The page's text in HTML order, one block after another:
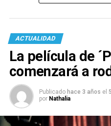
ACTUALIDAD
La película de
comenzará a
Publicado hace 3 años el
por Nathalia